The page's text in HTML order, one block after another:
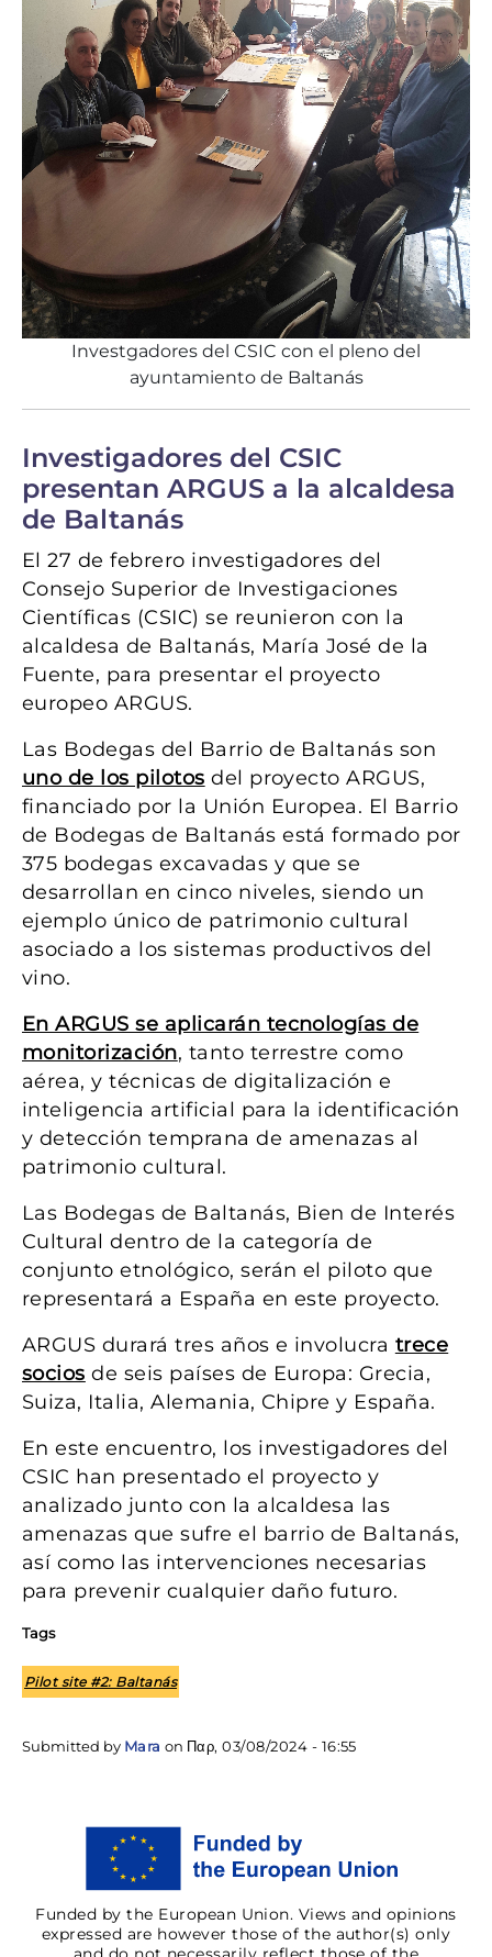
Investgadores del CSIC con el pleno del
ayuntamiento de Baltanás
Investigadores del CSIC
presentan ARGUS a la alcaldesa
de Baltanás
El 27 de febrero investigadores del
Consejo Superior de Investigaciones
Científicas (CSIC) se reunieron con la
alcaldesa de Baltanás, María José de la
Fuente, para presentar el proyecto
europeo ARGUS.
Las Bodegas del Barrio de Baltanás son
uno de los pilotos del proyecto ARGUS,
financiado por la Unión Europea. El Barrio
de Bodegas de Baltanás está formado por
375 bodegas excavadas y que se
desarrollan en cinco niveles, siendo un
ejemplo único de patrimonio cultural
asociado a los sistemas productivos del
vino.
En ARGUS se aplicarán tecnologías de
monitorización, tanto terrestre como
aérea, y técnicas de digitalización e
inteligencia artificial para la identificación
y detección temprana de amenazas al
patrimonio cultural.
Las Bodegas de Baltanás, Bien de Interés
Cultural dentro de la categoría de
conjunto etnológico, serán el piloto que
representará a España en este proyecto.
ARGUS durará tres años e involucra trece
socios de seis países de Europa: Grecia,
Suiza, Italia, Alemania, Chipre y España.
En este encuentro, los investigadores del
CSIC han presentado el proyecto y
analizado junto con la alcaldesa las
amenazas que sufre el barrio de Baltanás,
así como las intervenciones necesarias
para prevenir cualquier daño futuro.
Tags
Pilot site #2: Baltanás
Submitted by Mara on Παρ, 03/08/2024 - 16:55
Funded by the European Union. Views and opinions
expressed are however those of the author(s) only